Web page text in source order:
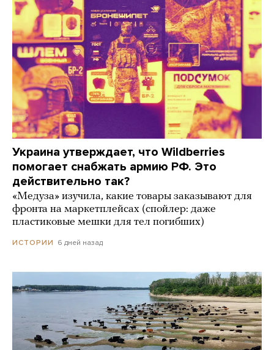
Украина утверждает, что Wildberries
помогает снабжать армию РФ. Это
действительно так?
«Медуза» изучила, какие товары заказывают для
фронта на маркетплейсах (спойлер: даже
пластиковые мешки для тел погибших)
ИСТОРИИ 6 дней назад